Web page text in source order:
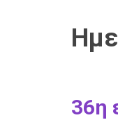
36η